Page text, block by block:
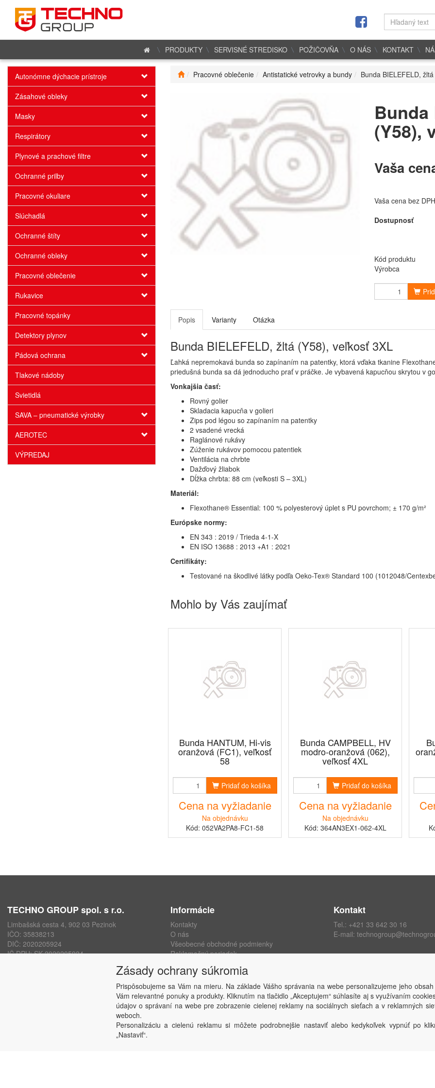
PRODUKTY SERVISNÉ STREDISKO POŽIČOVŇA O NÁS KONTAKT
Autonómne dýchacie prístroje
Zásahové obleky
Masky
Respirátory
Plynové a prachové filtre
Ochranné prilby
Pracovné okuliare
Slúchadlá
Ochranné štíty
Ochranné obleky
Pracovné oblečenie
Rukavice
Pracovné topánky
Detektory plynov
Pádová ochrana
Tlakové nádoby
Svietidlá
SAVA – pneumatické výrobky
AEROTEC
VÝPREDAJ
Pracovné oblečenie Antistatické vetrovky a bundy Bunda BIELEFELD,
Bunda
(Y58),
Vaša
Vaša cena bez DPH
Dostupnosť
Kód produktu
Výrobca
Popis Varianty Otázka
Bunda BIELEFELD, žltá (Y58), veľkosť 3XL
Ľahká nepremokavá bunda so zapínaním na patentky, ktorá vďaka tkanine
priedušná bunda sa dá jednoducho prať v práčke. Je vybavená kapucňou skrytou v
Vonkajšia časť:
Rovný golier
Skladacia kapucňa v golieri
Zips pod légou so zapínaním na patentky
2 vsadené vrecká
Raglánové rukávy
Zúženie rukávov pomocou patentiek
Ventilácia na chrbte
Dažďový žliabok
Dĺžka chrbta: 88 cm (veľkosti S – 3XL)
Materiál:
Flexothane® Essential: 100 % polyesterový úplet s PU povrchom; ± 170 g/m²
Európske normy:
EN 343 : 2019 / Trieda 4-1-X
EN ISO 13688 : 2013 +A1 : 2021
Certifikáty:
Testované na škodlivé látky podľa Oeko-Tex® Standard 100 (1012048/
Mohlo by Vás zaujímať
Bunda HANTUM, Hi-vis
oranžová (FC1), veľkosť
58
Pridať do košíka
Cena na vyžiadanie
Na objednávku
Kód: 052VA2PA8-FC1-58
Bunda CAMPBELL, HV
modro-oranžová (062),
veľkosť 4XL
Pridať do košíka
Cena na vyžiadanie
Na objednávku
Kód: 364AN3EX1-062-4XL
TECHNO GROUP spol. s r.o.
Limbašská cesta 4, 902 03 Pezinok
IČO: 35838213
DIČ: 2020205924
IČ DPH: SK 2020205924
Informácie
Kontakty
O nás
Všeobecné obchodné podmienky
Reklamačný poriadok
Nastavenie súkromia
Odstúpenie od zmluvy
Kontakt
Tel.: +421 33 642 30 16
E-mail:
Copyright © TECHNO GROUP spol. s r.o.2026
Zásady ochrany súkromia
Prispôsobujeme sa Vám na mieru. Na základe Vášho správania na webe personalizujeme jeho
Vám relevantné ponuky a produkty. Kliknutím na tlačidlo „Akceptujem“ súhlasíte aj s využívaním
údajov o správaní na webe pre zobrazenie cielenej reklamy na sociálnych sieťach a v reklamných
weboch.
Personalizáciu a cielenú reklamu si môžete podrobnejšie nastaviť alebo kedykoľvek vypnúť po
„Nastaviť“.